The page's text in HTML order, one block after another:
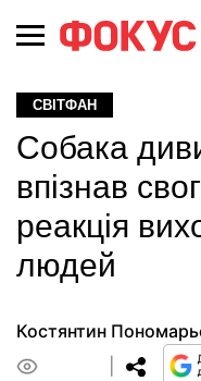
СВІТФАН
Собака
впізнав
реакція
людей
Костянтин